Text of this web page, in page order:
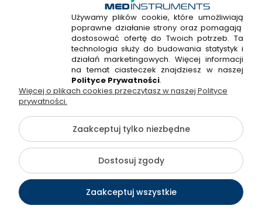
+48 720 915 338
+48 22 298 53 38
Napisz do nas!
Hossa Medical Sp. z o. o. | ul. Kryształowa 33A, 01-356
Warszawa, woj. mazowieckie | NIP: 7010404814, REGON:
146982576, KRS: 0000491265
©2026 Wszelkie Prawa Zastrzeżone | medinstruments.pl
Szablon Flex byEcommercy
Używamy plików cookie, które umożliwiają
poprawne działanie strony oraz pomagają
dostosować ofertę do Twoich potrzeb. Ta
technologia służy do budowania statystyk i
działań marketingowych. Więcej informacji
na temat ciasteczek znajdziesz w naszej
Polityce Prywatności.
Więcej o plikach cookies przeczytasz w naszej Polityce
prywatności.
Zaakceptuj tylko niezbędne
Dostosuj zgody
Zaakceptuj wszystkie